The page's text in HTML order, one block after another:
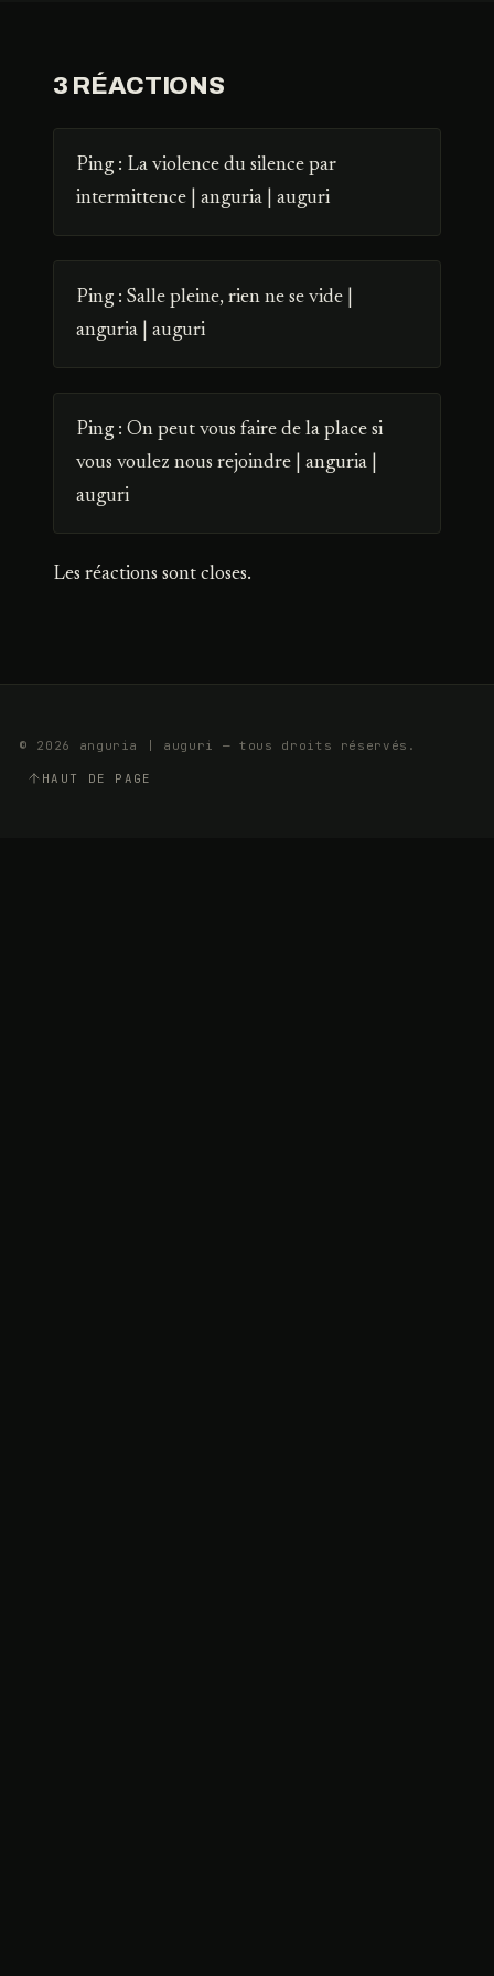
3 RÉACTIONS
Ping : La violence du silence par
intermittence | anguria | auguri
Ping : Salle pleine, rien ne se vide |
anguria | auguri
Ping : On peut vous faire de la place si
vous voulez nous rejoindre | anguria |
auguri
Les réactions sont closes.
© 2026 anguria | auguri — tous droits réservés.
HAUT DE PAGE